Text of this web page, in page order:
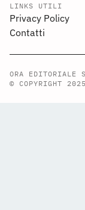
LINKS UTILI
Privacy Policy
Contatti
ORA
© COPYRIGHT